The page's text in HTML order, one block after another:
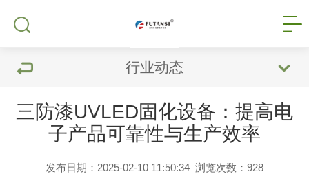
行业动态
三防漆UVLED固化设备：提高电
子产品可靠性与生产效率
发布日期：2025-02-10 11:50:34 浏览次数：928